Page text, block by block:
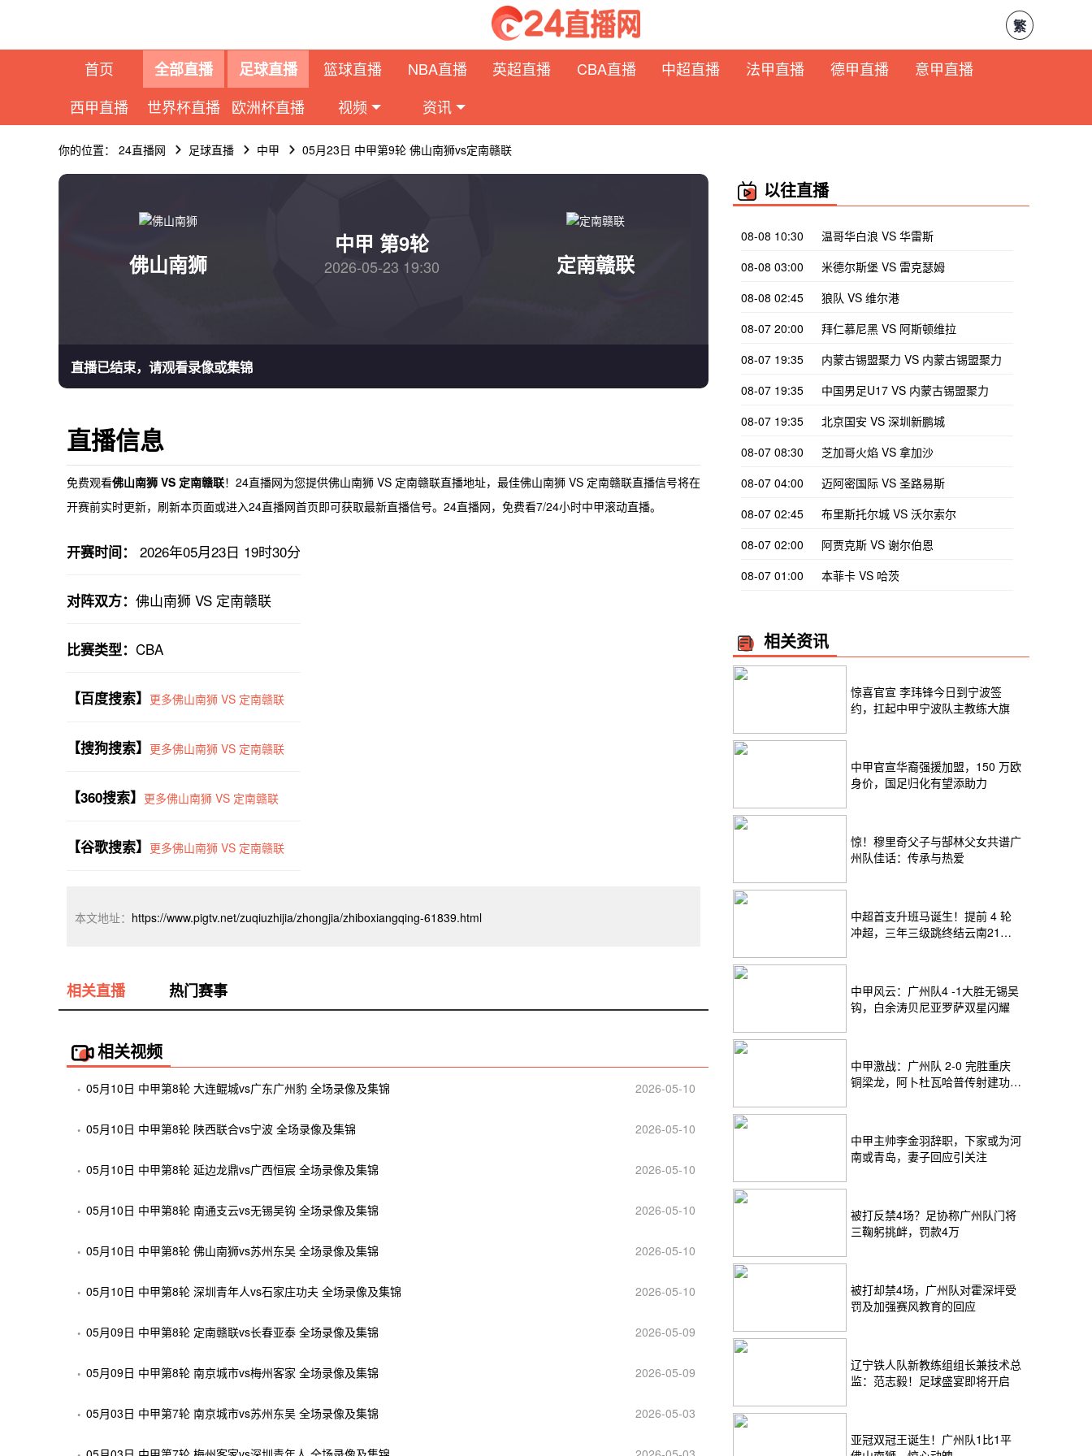
繁
首页 全部直播 足球直播 篮球直播 NBA直播 英超直播 CBA直播 中超直播 法甲直播 德甲直播
意甲直播
西甲直播
世界杯直播 欧洲杯直播 视频 资讯
你的位置： 24直播网 足球直播 中甲 05月23日 中甲第9轮 佛山南狮vs定南赣联
佛山南狮
中甲 第9轮
2026-05-23 19:30 定南赣联
直播已结束，请观看录像或集锦
直播信息
免费观看佛山南狮 VS 定南赣联！24直播网为您提供佛山南狮 VS 定南赣联直播地址，最佳佛山南狮 VS 定南赣联直播信号将在
开赛前实时更新，刷新本页面或进入24直播网首页即可获取最新直播信号。24直播网，免费看7/24小时中甲滚动直播。
开赛时间： 2026年05月23日 19时30分
对阵双方： 佛山南狮 VS 定南赣联
比赛类型： CBA
【百度搜索】 更多佛山南狮 VS 定南赣联
【搜狗搜索】 更多佛山南狮 VS 定南赣联
【360搜索】 更多佛山南狮 VS 定南赣联
【谷歌搜索】 更多佛山南狮 VS 定南赣联
本文地址： https://www.pigtv.net/zuqiuzhijia/zhongjia/zhiboxiangqing-61839.html
相关直播 热门赛事
相关视频
05月10日 中甲第8轮 大连鲲城vs广东广州豹 全场录像及集锦 2026-05-10
05月10日 中甲第8轮 陕西联合vs宁波 全场录像及集锦 2026-05-10
05月10日 中甲第8轮 延边龙鼎vs广西恒宸 全场录像及集锦 2026-05-10
05月10日 中甲第8轮 南通支云vs无锡吴钩 全场录像及集锦 2026-05-10
05月10日 中甲第8轮 佛山南狮vs苏州东吴 全场录像及集锦 2026-05-10
05月10日 中甲第8轮 深圳青年人vs石家庄功夫 全场录像及集锦 2026-05-10
05月09日 中甲第8轮 定南赣联vs长春亚泰 全场录像及集锦 2026-05-09
05月09日 中甲第8轮 南京城市vs梅州客家 全场录像及集锦 2026-05-09
05月03日 中甲第7轮 南京城市vs苏州东吴 全场录像及集锦 2026-05-03
以往直播
08-08 10:30
温哥华白浪 VS 华雷斯
08-08 03:00
米德尔斯堡 VS 雷克瑟姆
08-08 02:45
狼队 VS 维尔港
08-07 20:00
拜仁慕尼黑 VS 阿斯顿维拉
08-07 19:35
内蒙古锡盟聚力 VS 内蒙古锡盟聚力
08-07 19:35
中国男足U17 VS 内蒙古锡盟聚力
08-07 19:35
北京国安 VS 深圳新鹏城
08-07 08:30
芝加哥火焰 VS 拿加沙
08-07 04:00
迈阿密国际 VS 圣路易斯
08-07 02:45
布里斯托尔城 VS 沃尔索尔
08-07 02:00
阿贾克斯 VS 谢尔伯恩
08-07 01:00
本菲卡 VS 哈茨
相关资讯
惊喜官宣 李玮锋今日到宁波签
约，扛起中甲宁波队主教练大旗
中甲官宣华裔强援加盟，150 万欧
身价，国足归化有望添助力
惊！穆里奇父子与郜林父女共谱广
州队佳话：传承与热爱
中超首支升班马诞生！提前 4 轮
冲超，三年三级跳终结云南21年
中甲风云：广州队4 -1大胜无锡吴
钩，白余涛贝尼亚罗萨双星闪耀
中甲激战：广州队 2-0 完胜重庆
铜梁龙，阿卜杜瓦哈普传射建功助
中甲主帅李金羽辞职，下家或为河
南或青岛，妻子回应引关注
被打反禁4场？足协称广州队门将
三鞠躬挑衅，罚款4万
被打却禁4场，广州队对霍深坪受
罚及加强赛风教育的回应
辽宁铁人队新教练组组长兼技术总
监：范志毅！足球盛宴即将开启
亚冠双冠王诞生！广州队1比1平